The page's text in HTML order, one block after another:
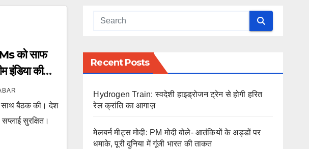
को साफ
इंडिया की
साथ बैठक की। देश
सुरक्षित।
Recent Posts
Hydrogen Train: स्वदेशी हाइड्रोजन ट्रेन से होगी हरित
रेल क्रांति का आगाज़
मेलबर्न मीट्स मोदी: PM मोदी बोले- आतंकियों के अड्डों पर
धमाके, पूरी दुनिया में गूंजी भारत की ताकत